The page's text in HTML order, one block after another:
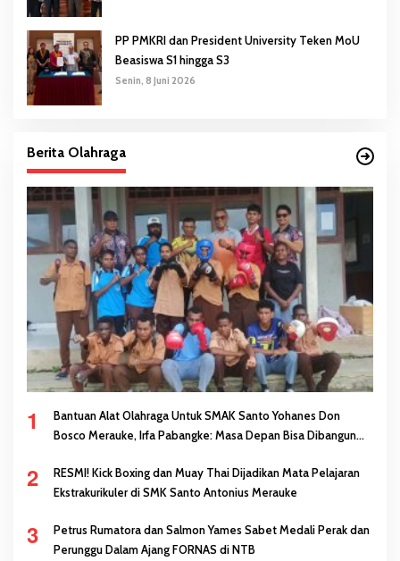
PP PMKRI dan President University Teken MoU
Beasiswa S1 hingga S3
Senin, 8 Juni 2026
Berita Olahraga
1
Bantuan Alat Olahraga Untuk SMAK Santo Yohanes Don
Bosco Merauke, Irfa Pabangke: Masa Depan Bisa Dibangun
2
RESMI! Kick Boxing dan Muay Thai Dijadikan Mata Pelajaran
Ekstrakurikuler di SMK Santo Antonius Merauke
3
Petrus Rumatora dan Salmon Yames Sabet Medali Perak dan
Perunggu Dalam Ajang FORNAS di NTB